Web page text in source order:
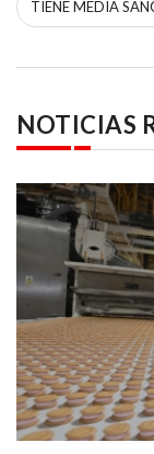
TIENE MEDIA
NOTICIAS